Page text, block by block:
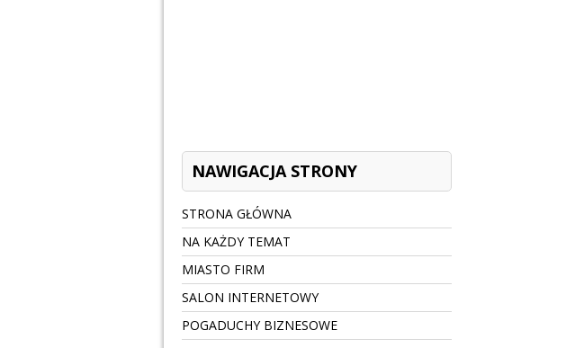
NAWIGACJA STRONY
STRONA GŁÓWNA
NA KAŻDY TEMAT
MIASTO FIRM
SALON INTERNETOWY
POGADUCHY BIZNESOWE